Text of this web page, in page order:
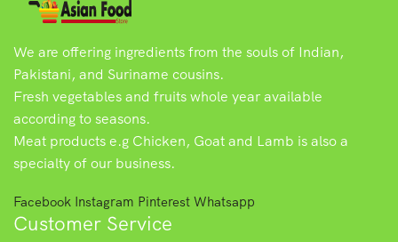
We are offering ingredients from the souls of Indian,
Pakistani, and Suriname cousins.
Fresh vegetables and fruits whole year available
according to seasons.
Meat products e.g Chicken, Goat and Lamb is also a
specialty of our business.
Facebook Instagram Pinterest Whatsapp
Customer Service